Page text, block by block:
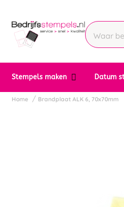
Stempels maken Datum
Home Brandplaat ALK 6, 70x70mm